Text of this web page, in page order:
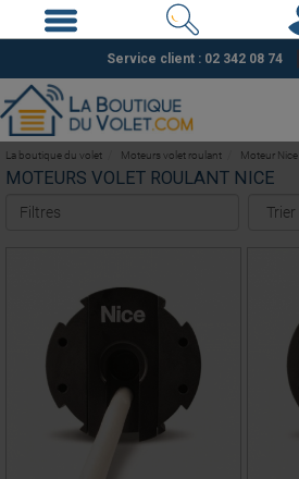
Service client : 02 342 08 74
MOTEURS VOLET ROULANT NICE
Filtres
La boutique du volet Moteurs volet roulant Moteur Nice